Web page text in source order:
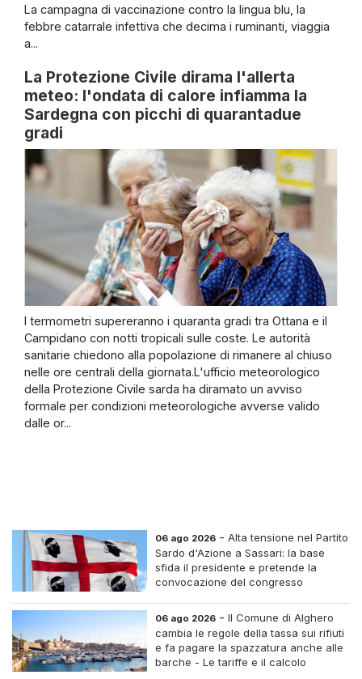
La campagna di vaccinazione contro la lingua blu, la
febbre catarrale infettiva che decima i ruminanti, viaggia
a...
La Protezione Civile dirama l'allerta
meteo: l'ondata di calore infiamma la
Sardegna con picchi di quarantadue
gradi
I termometri supereranno i quaranta gradi tra Ottana e il
Campidano con notti tropicali sulle coste. Le autorità
sanitarie chiedono alla popolazione di rimanere al chiuso
nelle ore centrali della giornata.L'ufficio meteorologico
della Protezione Civile sarda ha diramato un avviso
formale per condizioni meteorologiche avverse valido
dalle or...
06 ago 2026 -Alta tensione nel Partito
Sardo d'Azione a Sassari: la base
sfida il presidente e pretende la
convocazione del congresso
06 ago 2026 -Il Comune di Alghero
cambia le regole della tassa sui rifiuti
e fa pagare la spazzatura anche alle
barche - Le tariffe e il calcolo